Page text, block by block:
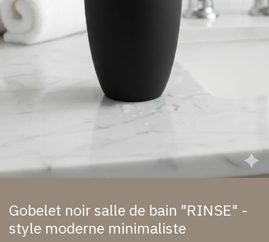
Gobelet noir salle de bain "RINSE" -
style moderne minimaliste